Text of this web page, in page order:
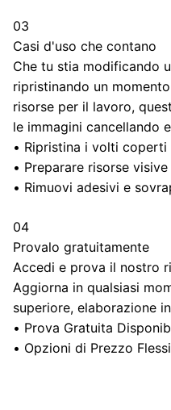
03
Casi d'uso che contano
Che tu stia modificando
ripristinando un
risorse per il lavoro,
le immagini cancellando
• Ripristina i volti coperti
• Preparare risorse visive
• Rimuovi adesivi e
04
Provalo gratuitamente
Accedi e prova il nostro
Aggiorna in qualsiasi
superiore, elaborazione
• Prova Gratuita
• Opzioni di Prezzo